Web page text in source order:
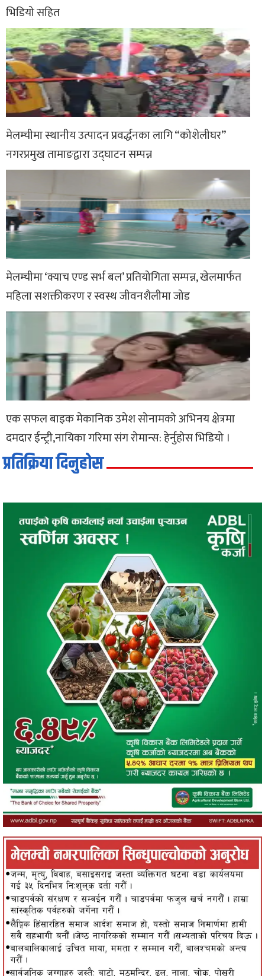
भिडियो सहित
मेलम्चीमा स्थानीय उत्पादन प्रवर्द्धनका लागि “कोशेलीघर”
नगरप्रमुख तामाङद्वारा उद्घाटन सम्पन्न
मेलम्चीमा ‘क्याच एण्ड सर्भ बल’ प्रतियोगिता सम्पन्न, खेलमार्फत
महिला सशक्तीकरण र स्वस्थ जीवनशैलीमा जोड
एक सफल बाइक मेकानिक उमेश सोनामको अभिनय क्षेत्रमा
दमदार ईन्ट्री,नायिका गरिमा संग रोमान्स: हेर्नुहोस भिडियो ।
प्रतिक्रिया दिनुहोस